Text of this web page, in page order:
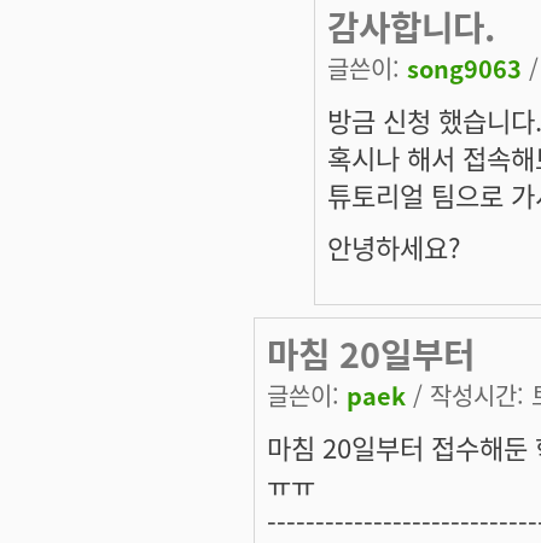
감사합니다.
글쓴이: song9063
방금 신청 했습니다.
혹시나 해서 접속
튜토리얼 팀으로
안녕하세요?
마침 20일부터
글쓴이: paek / 작성시간:
마침 20일부터 접수해
ㅠㅠ